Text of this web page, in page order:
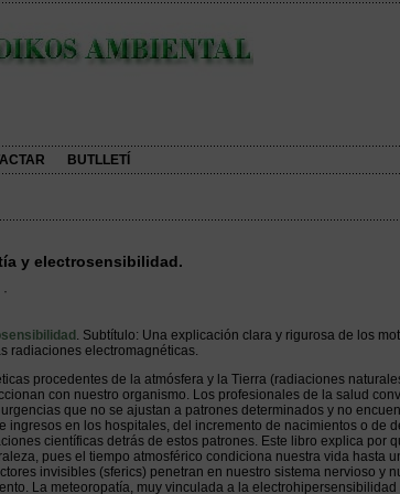
BUTLLETÍ
y electrosensibilidad.
·
. Subtítulo: Una explicación clara y rigurosa de los
radiaciones electromagnéticas.
procedentes de la atmósfera y la Tierra (radiaciones
con nuestro organismo. Los profesionales de la salud
que no se ajustan a patrones determinados y no
ingresos en los hospitales, del incremento de nacimientos o de
científicas detrás de estos patrones. Este libro explica por
pues el tiempo atmosférico condiciona nuestra vida hasta
invisibles (sferics) penetran en nuestro sistema nervioso y
La meteoropatía, muy vinculada a la electrohipersensibilidad